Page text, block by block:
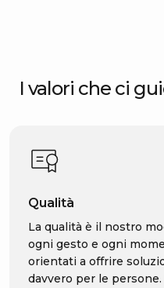
I valori che ci
Qualità
La qualità è il nostro
ogni gesto e ogni
orientati a offrire
davvero per le